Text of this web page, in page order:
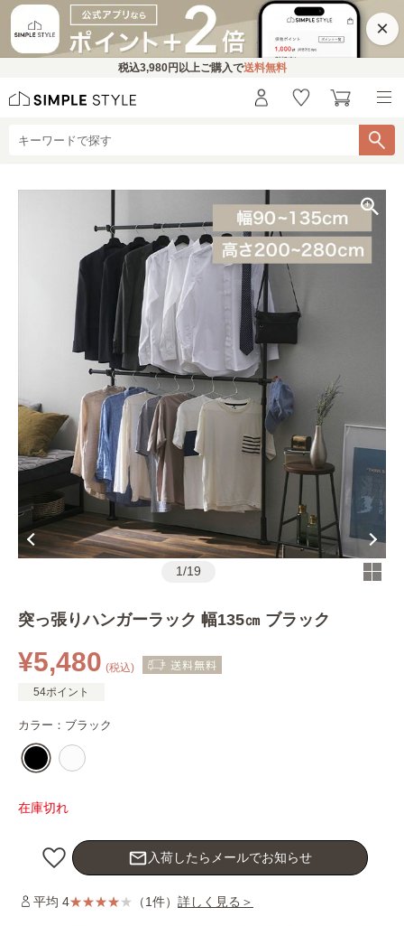
×
税込3,980円 以上ご購入で送料無料
1/19
突っ張りハンガーラック 幅135㎝ ブラック
¥5,480 (税込)
54ポイント
カラー： ブラック
在庫切れ
mail_outline 入荷したらメールでお知らせ
平均 4 （1件） 詳しく見る＞